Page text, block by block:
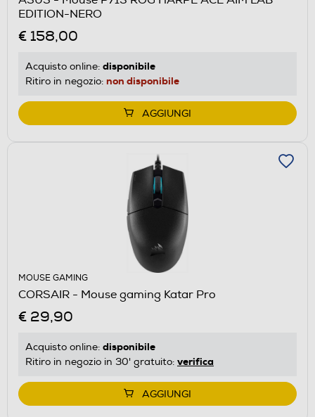
EDITION-NERO
€ 158,00
Acquisto online: disponibile
Ritiro in negozio: non disponibile
AGGIUNGI
MOUSE GAMING
CORSAIR - Mouse gaming Katar Pro
€ 29,90
Acquisto online: disponibile
Ritiro in negozio in 30' gratuito: verifica
AGGIUNGI